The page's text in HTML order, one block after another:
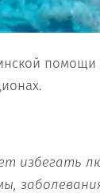
избегать